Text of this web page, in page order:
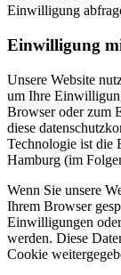
Einwilligung
Einwilligung
Unsere Website
um Ihre
Browser oder zum
diese
Technologie ist die
Hamburg (im
Wenn Sie unsere
Ihrem Browser
Einwilligungen
werden. Diese
Cookie